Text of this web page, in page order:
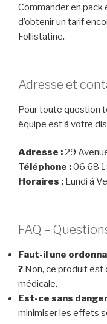
Commander en
d’obtenir un tarif
Follistatine.
Adresse et
Pour toute question
équipe est à votre
Adresse : 29
Téléphone :06 68
Horaires : Lundi à
FAQ –
Faut-il une
? Non, ce produit est
médicale.
Est-ce sans
minimiser les effets